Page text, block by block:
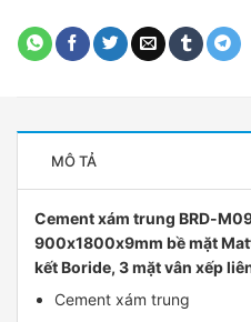
MÔ TẢ
Cement xám trung BRD-
900x1800x9mm bề mặt
kết Boride, 3 mặt vân xếp
Cement xám trung